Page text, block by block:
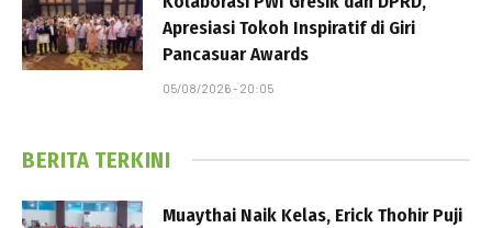
Apresiasi Tokoh Inspiratif di Giri
Pancasuar Awards
05/08/2026 - 20:05
BERITA TERKINI
Muaythai Naik Kelas, Erick Thohir Puji